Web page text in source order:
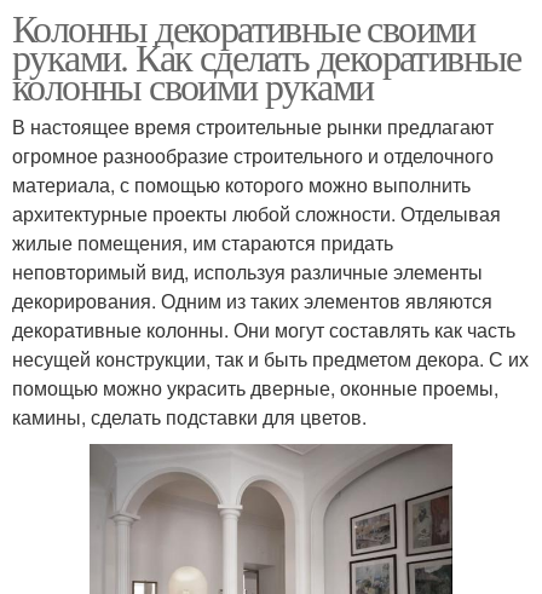
Колонны декоративные своими
руками. Как сделать декоративные
колонны своими руками
В настоящее время строительные рынки предлагают
огромное разнообразие строительного и отделочного
материала, с помощью которого можно выполнить
архитектурные проекты любой сложности. Отделывая
жилые помещения, им стараются придать
неповторимый вид, используя различные элементы
декорирования. Одним из таких элементов являются
декоративные колонны. Они могут составлять как часть
несущей конструкции, так и быть предметом декора. С их
помощью можно украсить дверные, оконные проемы,
камины, сделать подставки для цветов.